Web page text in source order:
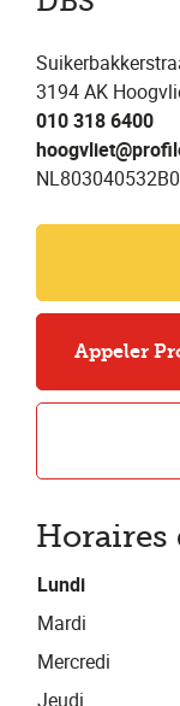
3194 AK
010 318 6400
Appeler
Horaires
Lundi
Mardi
Mercredi
Jeudi